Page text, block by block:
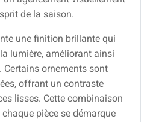
de la saison.
une finition brillante qui
lumière, améliorant ainsi
Certains ornements sont
offrant un contraste
lisses. Cette combinaison
pièce se démarque